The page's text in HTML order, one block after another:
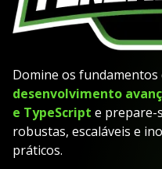
Domine os fundamentos
desenvolvimento
e TypeScript e prepare-
robustas, escaláveis e
práticos.